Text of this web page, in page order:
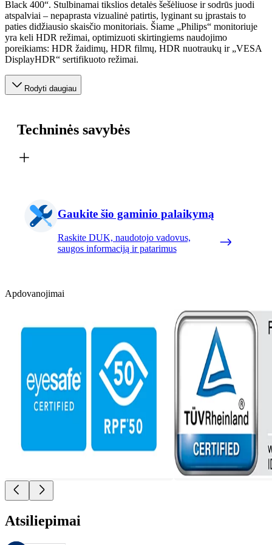
Black 400“. Stulbinamai tikslios detalės šešėliuose ir sodrūs juodi
atspalviai – nepaprasta vizualinė patirtis, lyginant su įprastais to
paties didžiausio skaisčio monitoriais. Šiame „Philips“ monitoriuje
yra keli HDR režimai, optimizuoti skirtingiems naudojimo
poreikiams: HDR žaidimų, HDR filmų, HDR nuotraukų ir „VESA
DisplayHDR“ sertifikuoto režimai.
Rodyti daugiau
Techninės savybės
Gaukite šio gaminio palaikymą
Raskite DUK, naudotojo vadovus,
saugos informaciją ir patarimus
Apdovanojimai
Atsiliepimai